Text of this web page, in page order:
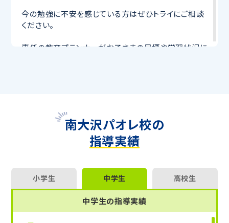
今の勉強に不安を感じている方はぜひトライにご相談
ください。
専任の教育プランナーがお子さまの目標や学習状況に
要科目の対策ができる
して、授業以外でも勉強する習慣がつくようにサポート
マンツーマンの無料体験授業、学習相談、教室見学は
いつでも受付中です。
南大沢パオレ校の
指導実績
小学生 中学生 高校生
中学生の指導実績